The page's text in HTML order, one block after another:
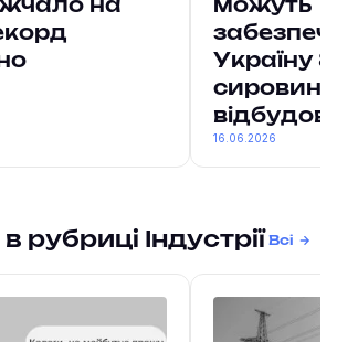
на
можуть
Україну
16.06.2026
рубриці Індустрії Всі